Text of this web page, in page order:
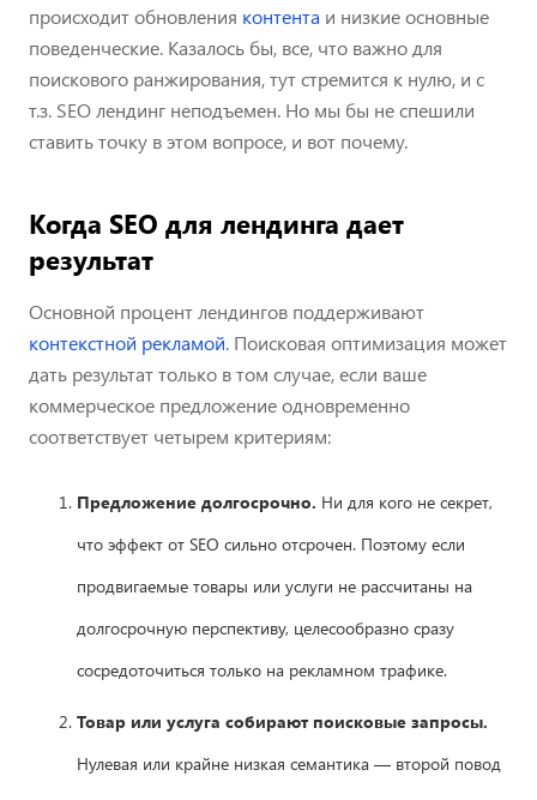
происходит обновления контента и низкие основные
поведенческие. Казалось бы, все, что важно для
поискового ранжирования, тут стремится к нулю, и с
т.з. SEO лендинг неподъемен. Но мы бы не спешили
ставить точку в этом вопросе, и вот почему.
Когда SEO для лендинга дает
результат
Основной процент лендингов поддерживают
контекстной рекламой. Поисковая оптимизация может
дать результат только в том случае, если ваше
коммерческое предложение одновременно
соответствует четырем критериям:
Предложение долгосрочно. Ни для кого не секрет,
что эффект от SEO сильно отсрочен. Поэтому если
продвигаемые товары или услуги не рассчитаны на
долгосрочную перспективу, целесообразно сразу
сосредоточиться только на рекламном трафике.
Товар или услуга собирают поисковые запросы.
Нулевая или крайне низкая семантика — второй повод